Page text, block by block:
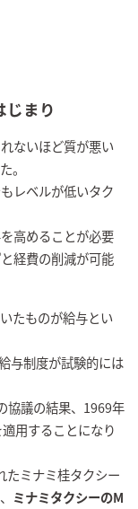
じまり
ないほど質が悪い
。
レベルが低いタク
高めることが必要
経費の削減が可能
たものが給与とい
与制度が試験的には
協議の結果、1969年
用することになり
たミナミ桂タクシー
ミナミタクシーのM